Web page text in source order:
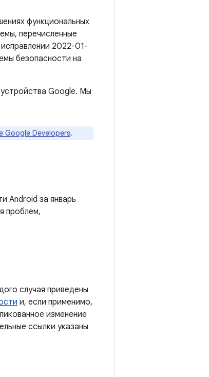
функциональных
перечисленные
2022-01-
безопасности на
Google. Мы
Google Developers.
Android за январь
проблем,
случая приведены
и, если применимо,
изменение
ссылки указаны